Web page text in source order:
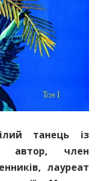
танець із
автор, член
лауреат